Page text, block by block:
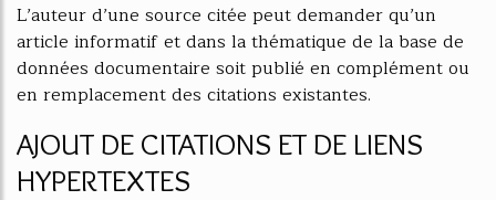
L’auteur d’une source citée peut demander qu’un
article informatif et dans la thématique de la base de
données documentaire soit publié en complément ou
en remplacement des citations existantes.
AJOUT DE CITATIONS ET DE LIENS
HYPERTEXTES